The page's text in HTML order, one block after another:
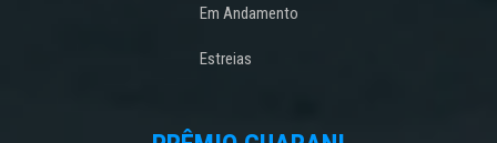
Em Andamento
Estreias